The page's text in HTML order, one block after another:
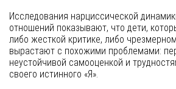
Исследования нарциссической
отношений показывают, что дети,
либо жесткой критике, либо
вырастают с похожими проблемами:
неустойчивой самооценкой и
своего истинного «Я».